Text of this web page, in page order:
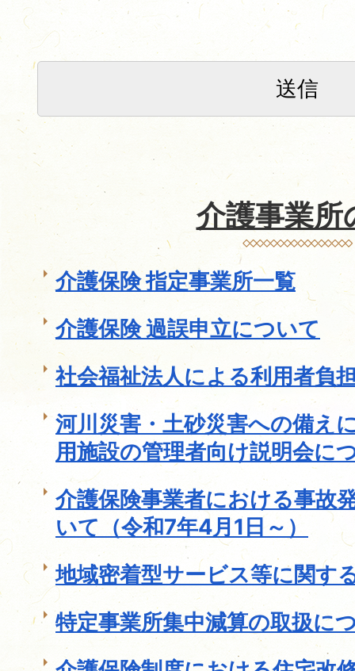
介護事業所
介護保険 指定事業所一覧
介護保険 過誤申立について
社会福祉法人による利用者負
河川災害・土砂災害への備え
用施設の管理者向け説明会に
介護保険事業者における事故
いて（令和7年4月1日～）
地域密着型サービス等に関す
特定事業所集中減算の取扱に